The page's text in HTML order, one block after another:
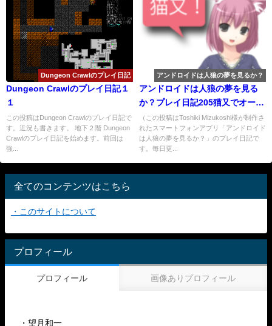
Dungeon Crawlのプレイ日記
Dungeon Crawlのプレイ日記１
１
この投稿はDungeon Crawlのプレイ日記で
す。近況も書きます。 地下２階 Dungeon
Crawlのプレイ日記を始めます。前回は
強...
アンドロイドは人狼の夢を見るか？
アンドロイドは人狼の夢を見る
か？プレイ日記205猫又でオーバ
ーラン！４
（この投稿はToshiki Mizukoshi様が制作さ
れたスマートフォンアプリ「アンドロイド
は人狼の夢を見るか？」のプレイ日記で
す。毎日更...
全てのコンテンツはこちら
・このサイトについて
プロフィール
プロフィール 画像ありプロフィール
・望月和一